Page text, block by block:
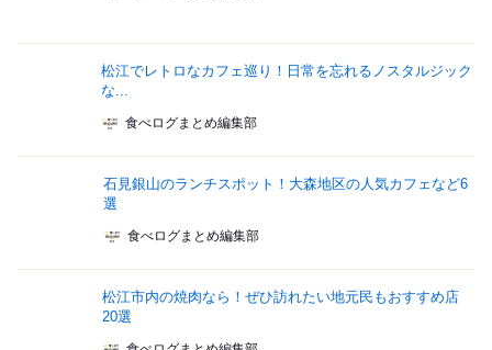
松江でレトロなカフェ巡り！日常を忘れるノスタルジック
な...
食べログまとめ編集部
石見銀山のランチスポット！大森地区の人気カフェなど6
選
食べログまとめ編集部
松江市内の焼肉なら！ぜひ訪れたい地元民もおすすめ店
20選